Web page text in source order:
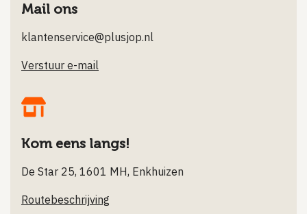
Mail ons
klantenservice@plusjop.nl
Verstuur e-mail
Kom eens langs!
De Star 25, 1601 MH, Enkhuizen
Routebeschrijving